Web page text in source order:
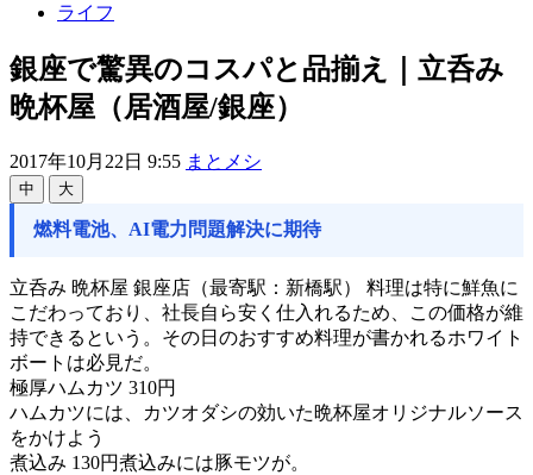
ライフ
銀座で驚異のコスパと品揃え｜立呑み
晩杯屋（居酒屋/銀座）
2017年10月22日 9:55 まとメシ
中 大
燃料電池、AI電力問題解決に期待
立呑み 晩杯屋 銀座店（最寄駅：新橋駅） 料理は特に鮮魚に
こだわっており、社長自ら安く仕入れるため、この価格が維
持できるという。その日のおすすめ料理が書かれるホワイト
ボートは必見だ。
極厚ハムカツ 310円
ハムカツには、カツオダシの効いた晩杯屋オリジナルソース
をかけよう
煮込み 130円煮込みには豚モツが。